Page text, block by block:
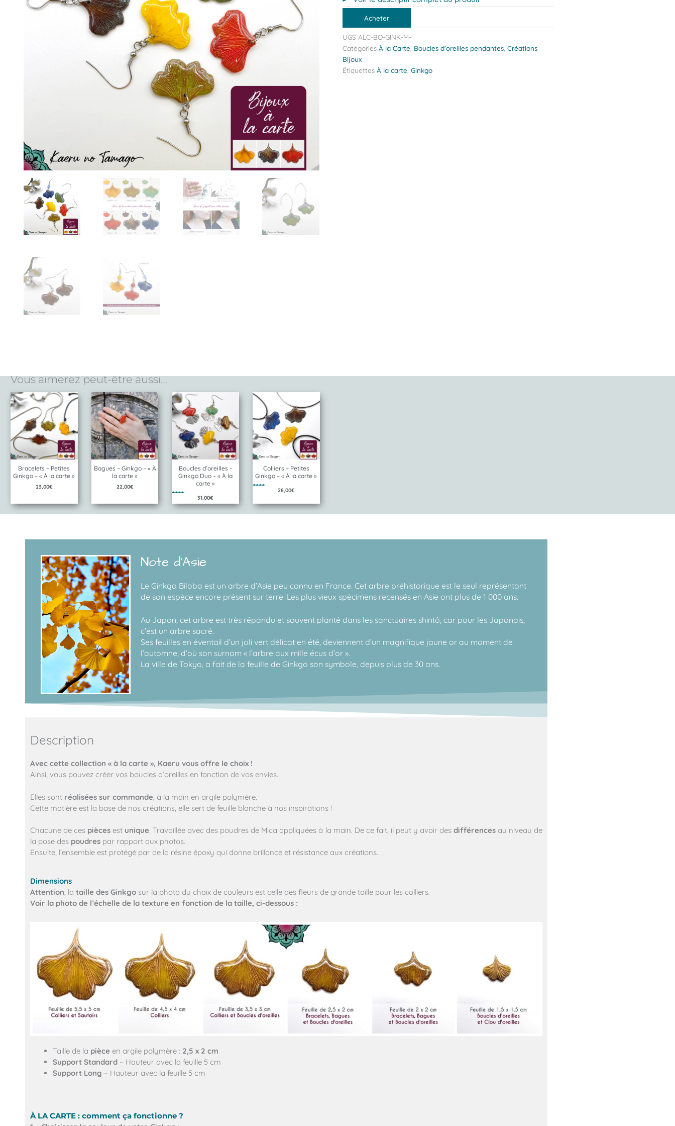
Acheter
UGS ALC-BO-GINK-M-
Catégories À la Carte Boucles d'oreilles pendantes, Créations
Bijoux
Étiquettes À la carte Ginkgo
Vous aimerez peut-être aussi…
Bracelets – Petites
Ginkgo – « À la carte »
23,00€
Bagues – Ginkgo – « À
la carte »
22,00€
Boucles d’oreilles –
Ginkgo Duo – « À la
carte »
31,00€
Colliers – Petites
Ginkgo – « À la carte »
28,00€
Note d'Asie
Le Ginkgo Biloba est un arbre d’Asie peu connu en France. Cet arbre préhistorique est le seul représentant
de son espèce encore présent sur terre. Les plus vieux spécimens recensés en Asie ont plus de 1 000 ans.
Au Japon, cet arbre est très répandu et souvent planté dans les sanctuaires shintô, car pour les Japonais,
c’est un arbre sacré.
Ses feuilles en éventail d’un joli vert délicat en été, deviennent d’un magnifique jaune or au moment de
l’automne, d’où son surnom « l’arbre aux mille écus d’or ».
La ville de Tokyo, a fait de la feuille de Ginkgo son symbole, depuis plus de 30 ans.
Description
Avec cette collection « à la carte », Kaeru vous offre le choix !
Ainsi, vous pouvez créer vos boucles d’oreilles en fonction de vos envies.
Elles sont réalisées sur commande, à la main en argile polymère.
Cette matière est la base de nos créations, elle sert de feuille blanche à nos inspirations !
Chacune de ces pièces est unique. Travaillée avec des poudres de Mica appliquées à la main. De ce fait, il peut y avoir des différencesau niveau de
la pose des poudres par rapport aux photos.
Ensuite, l’ensemble est protégé par de la résine époxy qui donne brillance et résistance aux créations.
Dimensions
Attention, la taille des Ginkgo sur la photo du choix de couleurs est celle des fleurs de grande taille pour les colliers.
Voir la photo de l’échelle de la texture en fonction de la taille, ci-dessous :
Taille de la pièce en argile polymère : 2,5 x 2 cm
Support Standard – Hauteur avec la feuille 5 cm
Support Long – Hauteur avec la feuille 5 cm
À LA CARTE : comment ça fonctionne ?